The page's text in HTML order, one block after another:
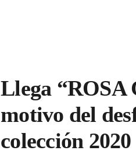
Llega “ROSA
motivo del
colección